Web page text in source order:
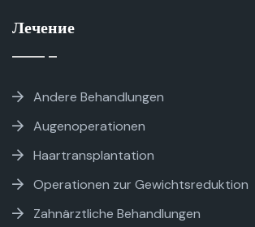
Лечение
Andere Behandlungen
Augenoperationen
Haartransplantation
Operationen zur Gewichtsreduktion
Zahnärztliche Behandlungen